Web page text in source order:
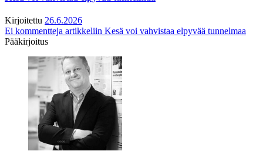
Kirjoitettu 26.6.2026
Ei kommentteja artikkeliin Kesä voi vahvistaa elpyvää tunnelmaa
Pääkirjoitus